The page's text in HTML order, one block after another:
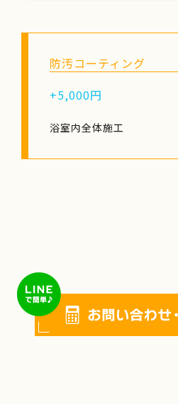
防汚コーティング
+5,000円
浴室内全体施工